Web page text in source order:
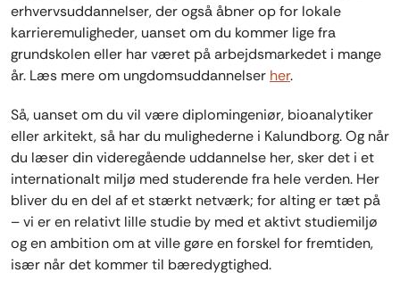
erhvervsuddannelser, der også åbner op for lokale
karrieremuligheder, uanset om du kommer lige fra
grundskolen eller har været på arbejdsmarkedet i mange
år. Læs mere om ungdomsuddannelser her.
Så, uanset om du vil være diplomingeniør, bioanalytiker
eller arkitekt, så har du mulighederne i Kalundborg. Og når
du læser din videregående uddannelse her, sker det i et
internationalt miljø med studerende fra hele verden. Her
bliver du en del af et stærkt netværk; for alting er tæt på
– vi er en relativt lille studie by med et aktivt studiemiljø
og en ambition om at ville gøre en forskel for fremtiden,
især når det kommer til bæredygtighed.